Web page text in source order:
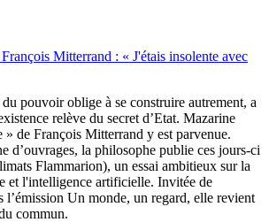
Mitterrand : « J'étais insolente avec
pouvoir oblige à se construire autrement, a
relève du secret d’Etat. Mazarine
» de François Mitterrand y est parvenue.
d’ouvrages, la philosophe publie ces jours-ci
Flammarion), un essai ambitieux sur la
et l'intelligence artificielle. Invitée de
l’émission Un monde, un regard, elle revient
commun.